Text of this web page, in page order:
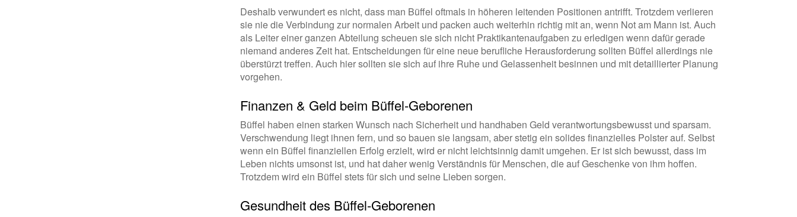
Deshalb verwundert es nicht, dass man Büffel oftmals in höheren leitenden Positionen antrifft. Trotzdem verlieren
sie nie die Verbindung zur normalen Arbeit und packen auch weiterhin richtig mit an, wenn Not am Mann ist. Auch
als Leiter einer ganzen Abteilung scheuen sie sich nicht Praktikantenaufgaben zu erledigen wenn dafür gerade
niemand anderes Zeit hat. Entscheidungen für eine neue berufliche Herausforderung sollten Büffel allerdings nie
überstürzt treffen. Auch hier sollten sie sich auf ihre Ruhe und Gelassenheit besinnen und mit detaillierter Planung
vorgehen.
Finanzen & Geld beim Büffel-Geborenen
Büffel haben einen starken Wunsch nach Sicherheit und handhaben Geld verantwortungsbewusst und sparsam.
Verschwendung liegt ihnen fern, und so bauen sie langsam, aber stetig ein solides finanzielles Polster auf. Selbst
wenn ein Büffel finanziellen Erfolg erzielt, wird er nicht leichtsinnig damit umgehen. Er ist sich bewusst, dass im
Leben nichts umsonst ist, und hat daher wenig Verständnis für Menschen, die auf Geschenke von ihm hoffen.
Trotzdem wird ein Büffel stets für sich und seine Lieben sorgen.
Gesundheit des Büffel-Geborenen